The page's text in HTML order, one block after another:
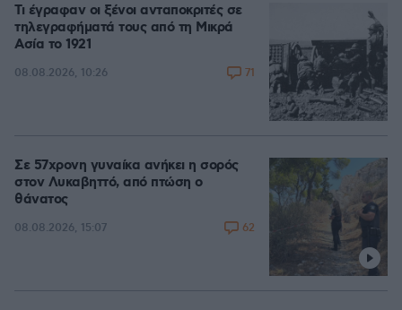
Τι έγραφαν οι ξένοι ανταποκριτές σε
τηλεγραφήματά τους από τη Μικρά
Ασία το 1921
08.08.2026, 10:26 71
Σε 57χρονη γυναίκα ανήκει η σορός
στον Λυκαβηττό, από πτώση ο
θάνατος
08.08.2026, 15:07 62